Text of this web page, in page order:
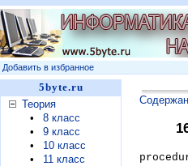
Добавить в избранное
5byte.ru
Теория
•
8 класс
•
9 класс
•
10 класс
•
11 класс